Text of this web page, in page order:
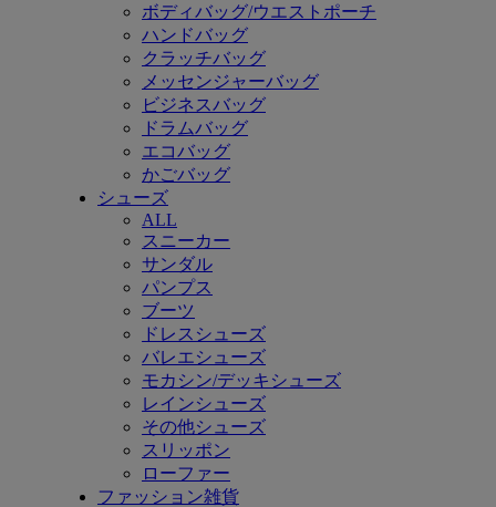
ボディバッグ/ウエストポーチ
ハンドバッグ
クラッチバッグ
メッセンジャーバッグ
ビジネスバッグ
ドラムバッグ
エコバッグ
かごバッグ
シューズ
ALL
スニーカー
サンダル
パンプス
ブーツ
ドレスシューズ
バレエシューズ
モカシン/デッキシューズ
レインシューズ
その他シューズ
スリッポン
ローファー
ファッション雑貨